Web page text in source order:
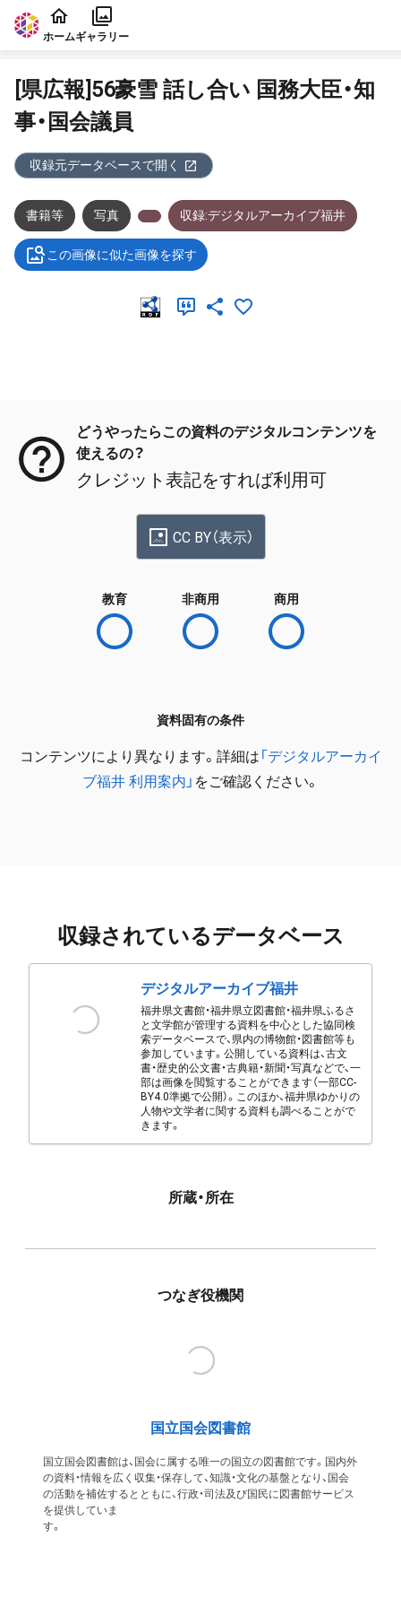
本文に飛ぶ
ホームギャラリー
[県広報]56豪雪 話し合い 国務大臣・知
事・国会議員
収録元データベースで開く
書籍等 写真 収録:デジタルアーカイブ福井
この画像に似た画像を探す
どうやったらこの資料のデジタルコンテンツを
使えるの？
クレジット表記をすれば利用可
CC BY（表示）
教育 非商用 商用
資料固有の条件
コンテンツにより異なります。詳細は 「デジタルアーカイ
ブ福井 利用案内」 をご確認ください。
収録されているデータベース
デジタルアーカイブ福井
福井県文書館・福井県立図書館・福井県ふるさ
と文学館が管理する資料を中心とした協同検
索データベースで、県内の博物館・図書館等も
参加しています。公開している資料は、古文
書・歴史的公文書・古典籍・新聞・写真などで、一
部は画像を閲覧することができます（一部CC-
BY4.0準拠で公開）。このほか、福井県ゆかりの
人物や文学者に関する資料も調べることがで
きます。
所蔵・所在
つなぎ役機関
国立国会図書館
国立国会図書館は、国会に属する唯一の国立の図書館です。国内外
の資料・情報を広く収集・保存して、知識・文化の基盤となり、国会
の活動を補佐するとともに、行政・司法及び国民に図書館サービス
を提供していま
す